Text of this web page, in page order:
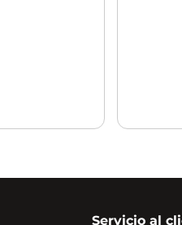
Servicio al